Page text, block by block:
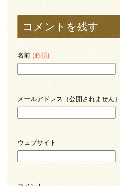
コメントを残す
名前 (必須)
メールアドレス（公開されません）
ウェブサイト